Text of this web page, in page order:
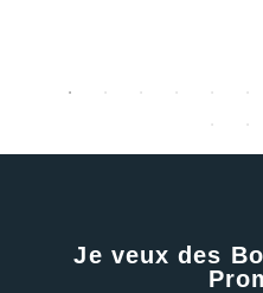
Je veux des